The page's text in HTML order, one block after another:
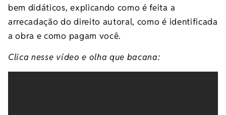
bem didáticos, explicando como é feita a
arrecadação do direito autoral, como é identificada
a obra e como pagam você.
Clica nesse vídeo e olha que bacana: